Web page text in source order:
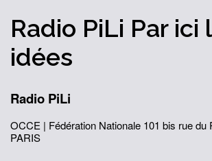
Radio PiLi Par ici
idées
Radio PiLi
OCCE | Fédération Nationale 101 bis rue du
PARIS